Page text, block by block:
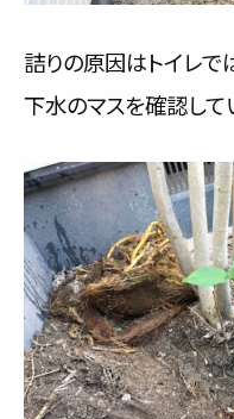
詰りの原因はトイレで
下水のマスを確認し